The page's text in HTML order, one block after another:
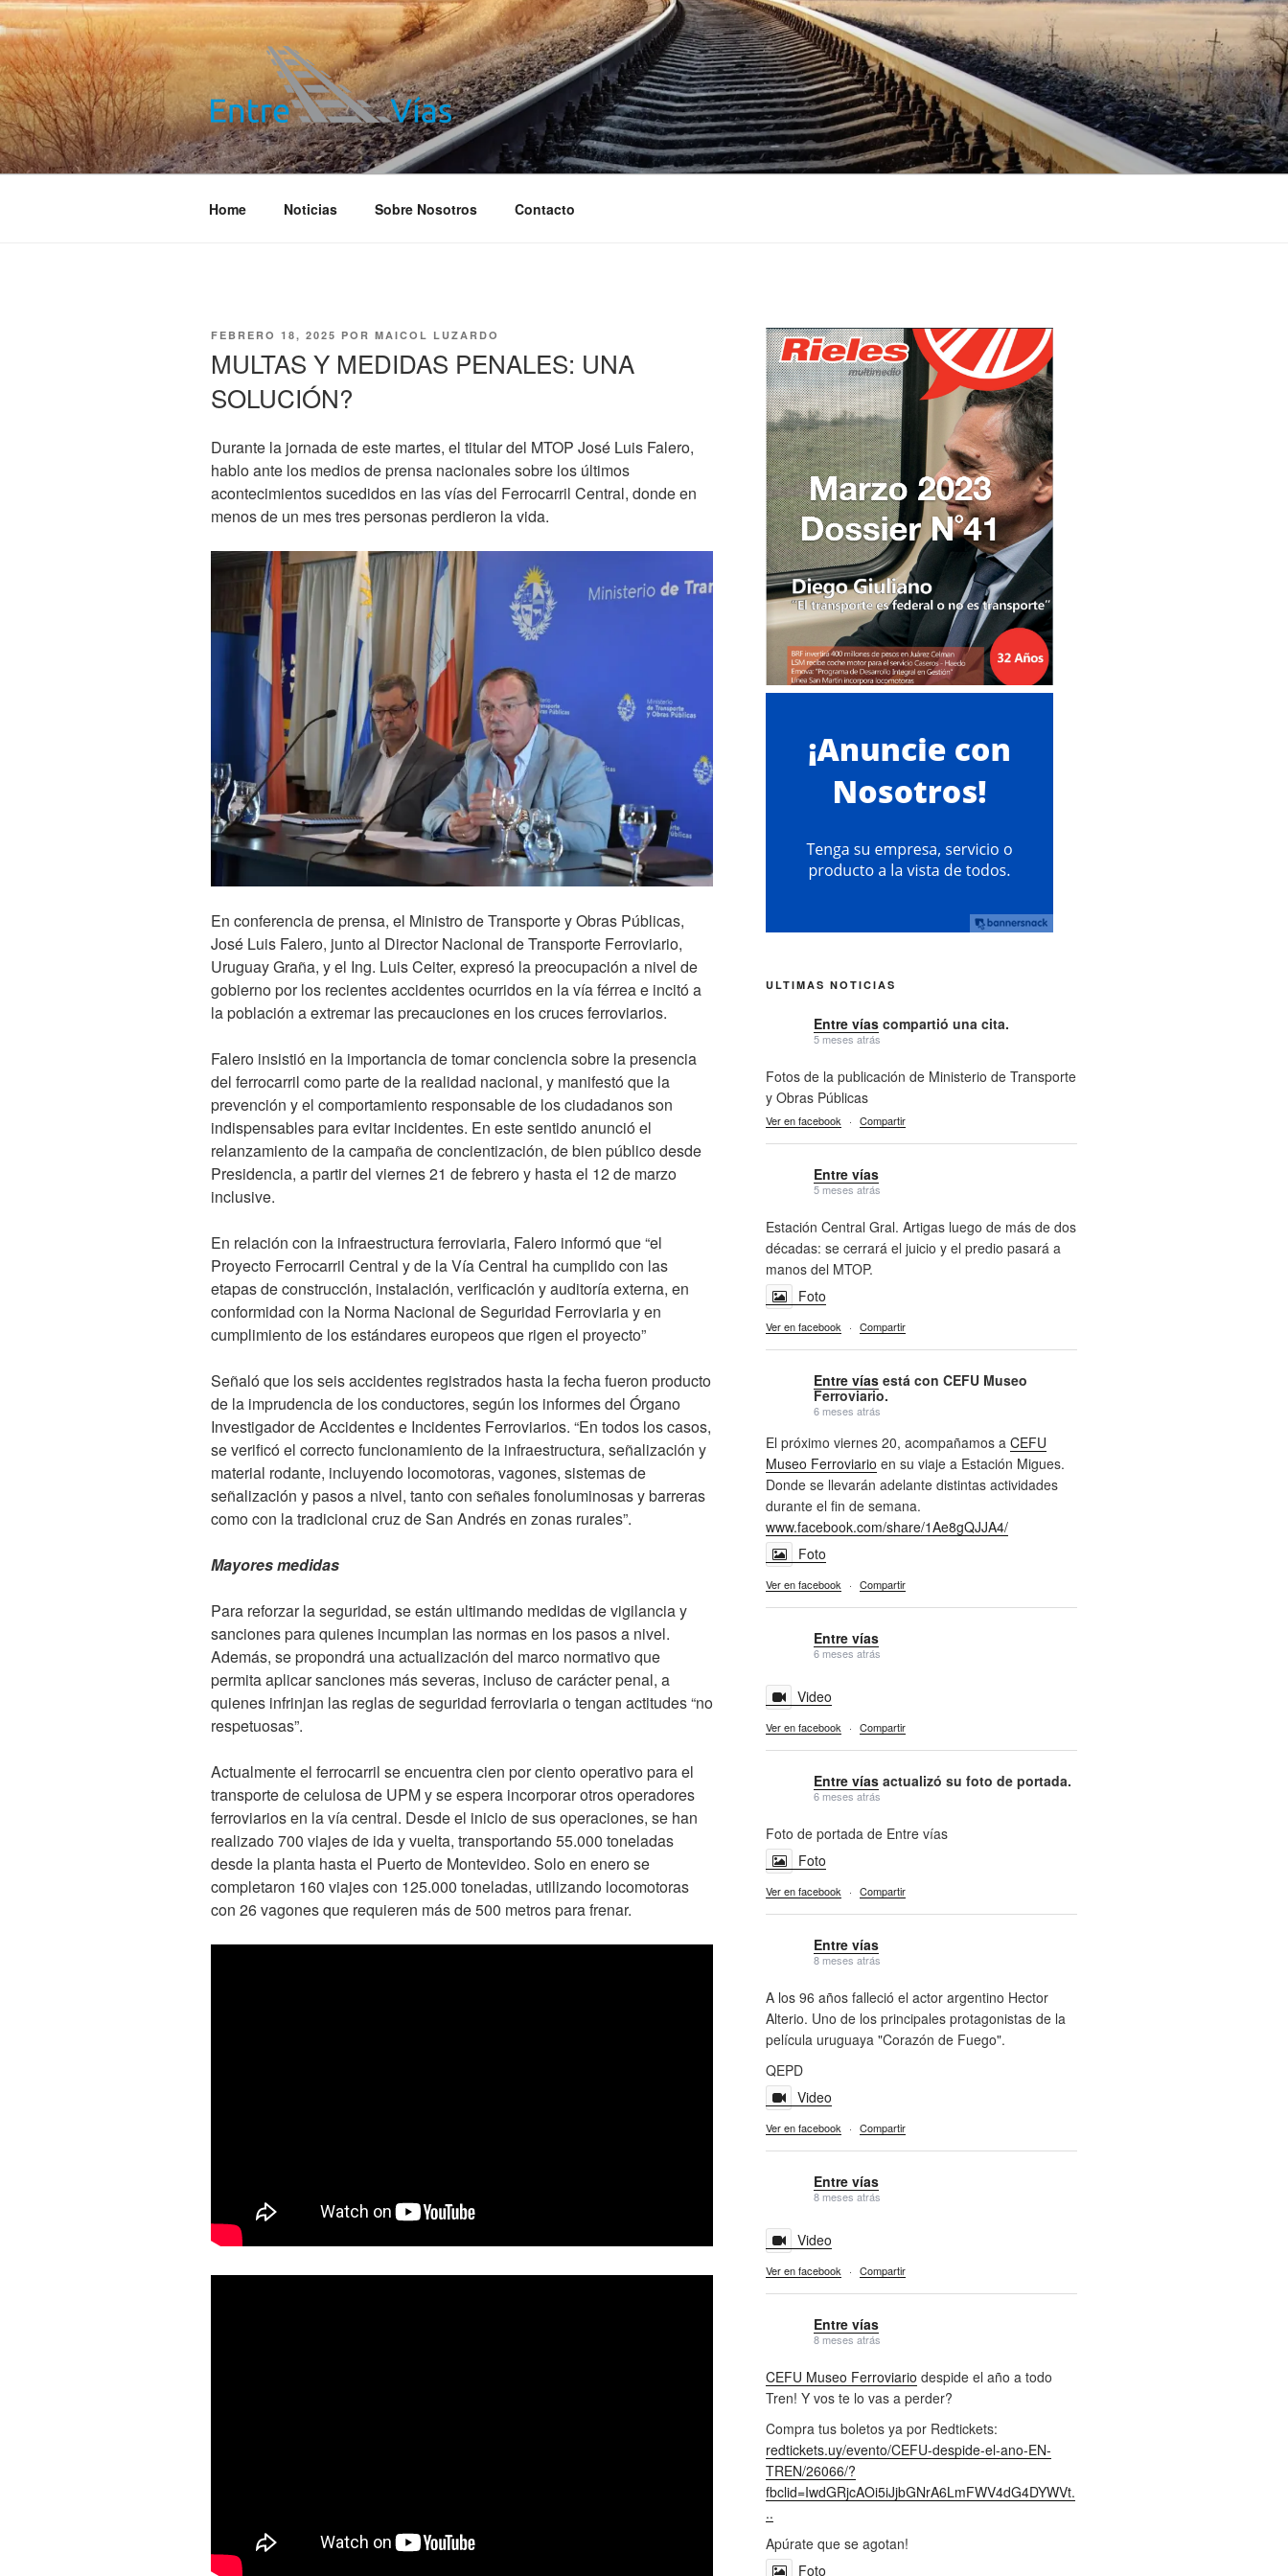
Saltar
al
contenido
ENTRE VÍAS
Información ferroviaria
Home Noticias Sobre Nosotros Contacto
PUBLICADO
FEBRERO 18, 2025 POR MAICOL LUZARDO
MULTAS Y MEDIDAS PENALES: UNA
SOLUCIÓN?
Durante la jornada de este martes, el titular del MTOP José Luis Falero,
hablo ante los medios de prensa nacionales sobre los últimos
acontecimientos sucedidos en las vías del Ferrocarril Central, donde en
menos de un mes tres personas perdieron la vida.
En conferencia de prensa, el Ministro de Transporte y Obras Públicas,
José Luis Falero, junto al Director Nacional de Transporte Ferroviario,
Uruguay Graña, y el Ing. Luis Ceiter, expresó la preocupación a nivel de
gobierno por los recientes accidentes ocurridos en la vía férrea e incitó a
la población a extremar las precauciones en los cruces ferroviarios.
Falero insistió en la importancia de tomar conciencia sobre la presencia
del ferrocarril como parte de la realidad nacional, y manifestó que la
prevención y el comportamiento responsable de los ciudadanos son
indispensables para evitar incidentes. En este sentido anunció el
relanzamiento de la campaña de concientización, de bien público desde
Presidencia, a partir del viernes 21 de febrero y hasta el 12 de marzo
inclusive.
En relación con la infraestructura ferroviaria, Falero informó que “el
Proyecto Ferrocarril Central y de la Vía Central ha cumplido con las
etapas de construcción, instalación, verificación y auditoría externa, en
conformidad con la Norma Nacional de Seguridad Ferroviaria y en
cumplimiento de los estándares europeos que rigen el proyecto”
Señaló que los seis accidentes registrados hasta la fecha fueron producto
de la imprudencia de los conductores, según los informes del Órgano
Investigador de Accidentes e Incidentes Ferroviarios. “En todos los casos,
se verificó el correcto funcionamiento de la infraestructura, señalización y
material rodante, incluyendo locomotoras, vagones, sistemas de
señalización y pasos a nivel, tanto con señales fonoluminosas y barreras
como con la tradicional cruz de San Andrés en zonas rurales”.
Mayores medidas
Para reforzar la seguridad, se están ultimando medidas de vigilancia y
sanciones para quienes incumplan las normas en los pasos a nivel.
Además, se propondrá una actualización del marco normativo que
permita aplicar sanciones más severas, incluso de carácter penal, a
quienes infrinjan las reglas de seguridad ferroviaria o tengan actitudes “no
respetuosas”.
Actualmente el ferrocarril se encuentra cien por ciento operativo para el
transporte de celulosa de UPM y se espera incorporar otros operadores
ferroviarios en la vía central. Desde el inicio de sus operaciones, se han
realizado 700 viajes de ida y vuelta, transportando 55.000 toneladas
desde la planta hasta el Puerto de Montevideo. Solo en enero se
completaron 160 viajes con 125.000 toneladas, utilizando locomotoras
con 26 vagones que requieren más de 500 metros para frenar.
ULTIMAS NOTICIAS
Entre vías compartió una cita.
5 meses atrás
Fotos de la publicación de Ministerio de Transporte
y Obras Públicas
Ver en facebook · Compartir
Entre vías
5 meses atrás
Estación Central Gral. Artigas luego de más de dos
décadas: se cerrará el juicio y el predio pasará a
manos del MTOP.
Foto
Ver en facebook · Compartir
Entre vías está con CEFU Museo
Ferroviario.
6 meses atrás
El próximo viernes 20, acompañamos a CEFU
Museo Ferroviario en su viaje a Estación Migues.
Donde se llevarán adelante distintas actividades
durante el fin de semana.
www.facebook.com/share/1Ae8gQJJA4/
Foto
Ver en facebook · Compartir
Entre vías
6 meses atrás
Video
Ver en facebook · Compartir
Entre vías actualizó su foto de portada.
6 meses atrás
Foto de portada de Entre vías
Foto
Ver en facebook · Compartir
Entre vías
8 meses atrás
A los 96 años falleció el actor argentino Hector
Alterio. Uno de los principales protagonistas de la
película uruguaya "Corazón de Fuego".
QEPD
Video
Ver en facebook · Compartir
Entre vías
8 meses atrás
Video
Ver en facebook · Compartir
Entre vías
8 meses atrás
CEFU Museo Ferroviario despide el año a todo
Tren! Y vos te lo vas a perder?
Compra tus boletos ya por Redtickets:
redtickets.uy/evento/CEFU-despide-el-ano-EN-
TREN/26066/?
fbclid=IwdGRjcAOi5iJjbGNrA6LmFWV4dG4DYWVt.
..
Apúrate que se agotan!
Foto